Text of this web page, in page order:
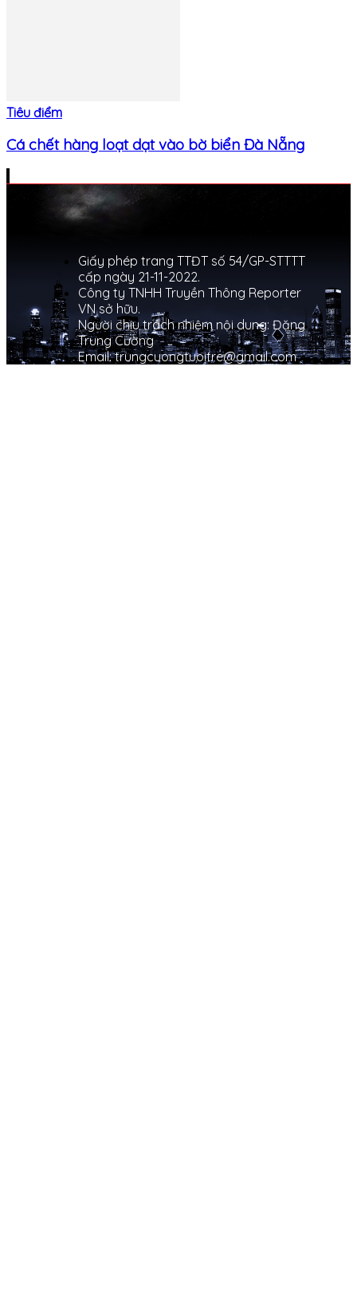
Tiêu điểm
Cá chết hàng loạt dạt vào bờ biển Đà Nẵng
Giấy phép trang TTĐT số 54/GP-STTTT
cấp ngày 21-11-2022.
Công ty TNHH Truyền Thông Reporter
VN sở hữu.
Người chịu trách nhiệm nội dung: Đặng
Trung Cường
Email: trungcuongtuoitre@gmail.com